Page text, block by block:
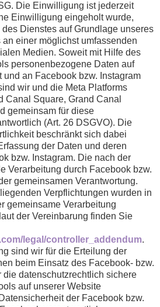
Die Einwilligung ist jederzeit
Einwilligung eingeholt wurde,
Dienstes auf Grundlage unseres
einer möglichst umfassenden
Medien. Soweit mit Hilfe des
personenbezogene Daten auf
und an Facebook bzw. Instagram
wir und die Meta Platforms
Canal Square, Grand Canal
gemeinsam für diese
(Art. 26 DSGVO). Die
beschränkt sich dabei
der Daten und deren
bzw. Instagram. Die nach der
Verarbeitung durch Facebook bzw.
gemeinsamen Verantwortung.
Verpflichtungen wurden in
gemeinsame Verarbeitung
der Vereinbarung finden Sie
legal/controller_addendum.
sind wir für die Erteilung der
beim Einsatz des Facebook- bzw.
die datenschutzrechtlich sichere
auf unserer Website
der Facebook bzw.